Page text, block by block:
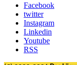
Facebook
twitter
Instagram
Linkedin
Youtube
RSS